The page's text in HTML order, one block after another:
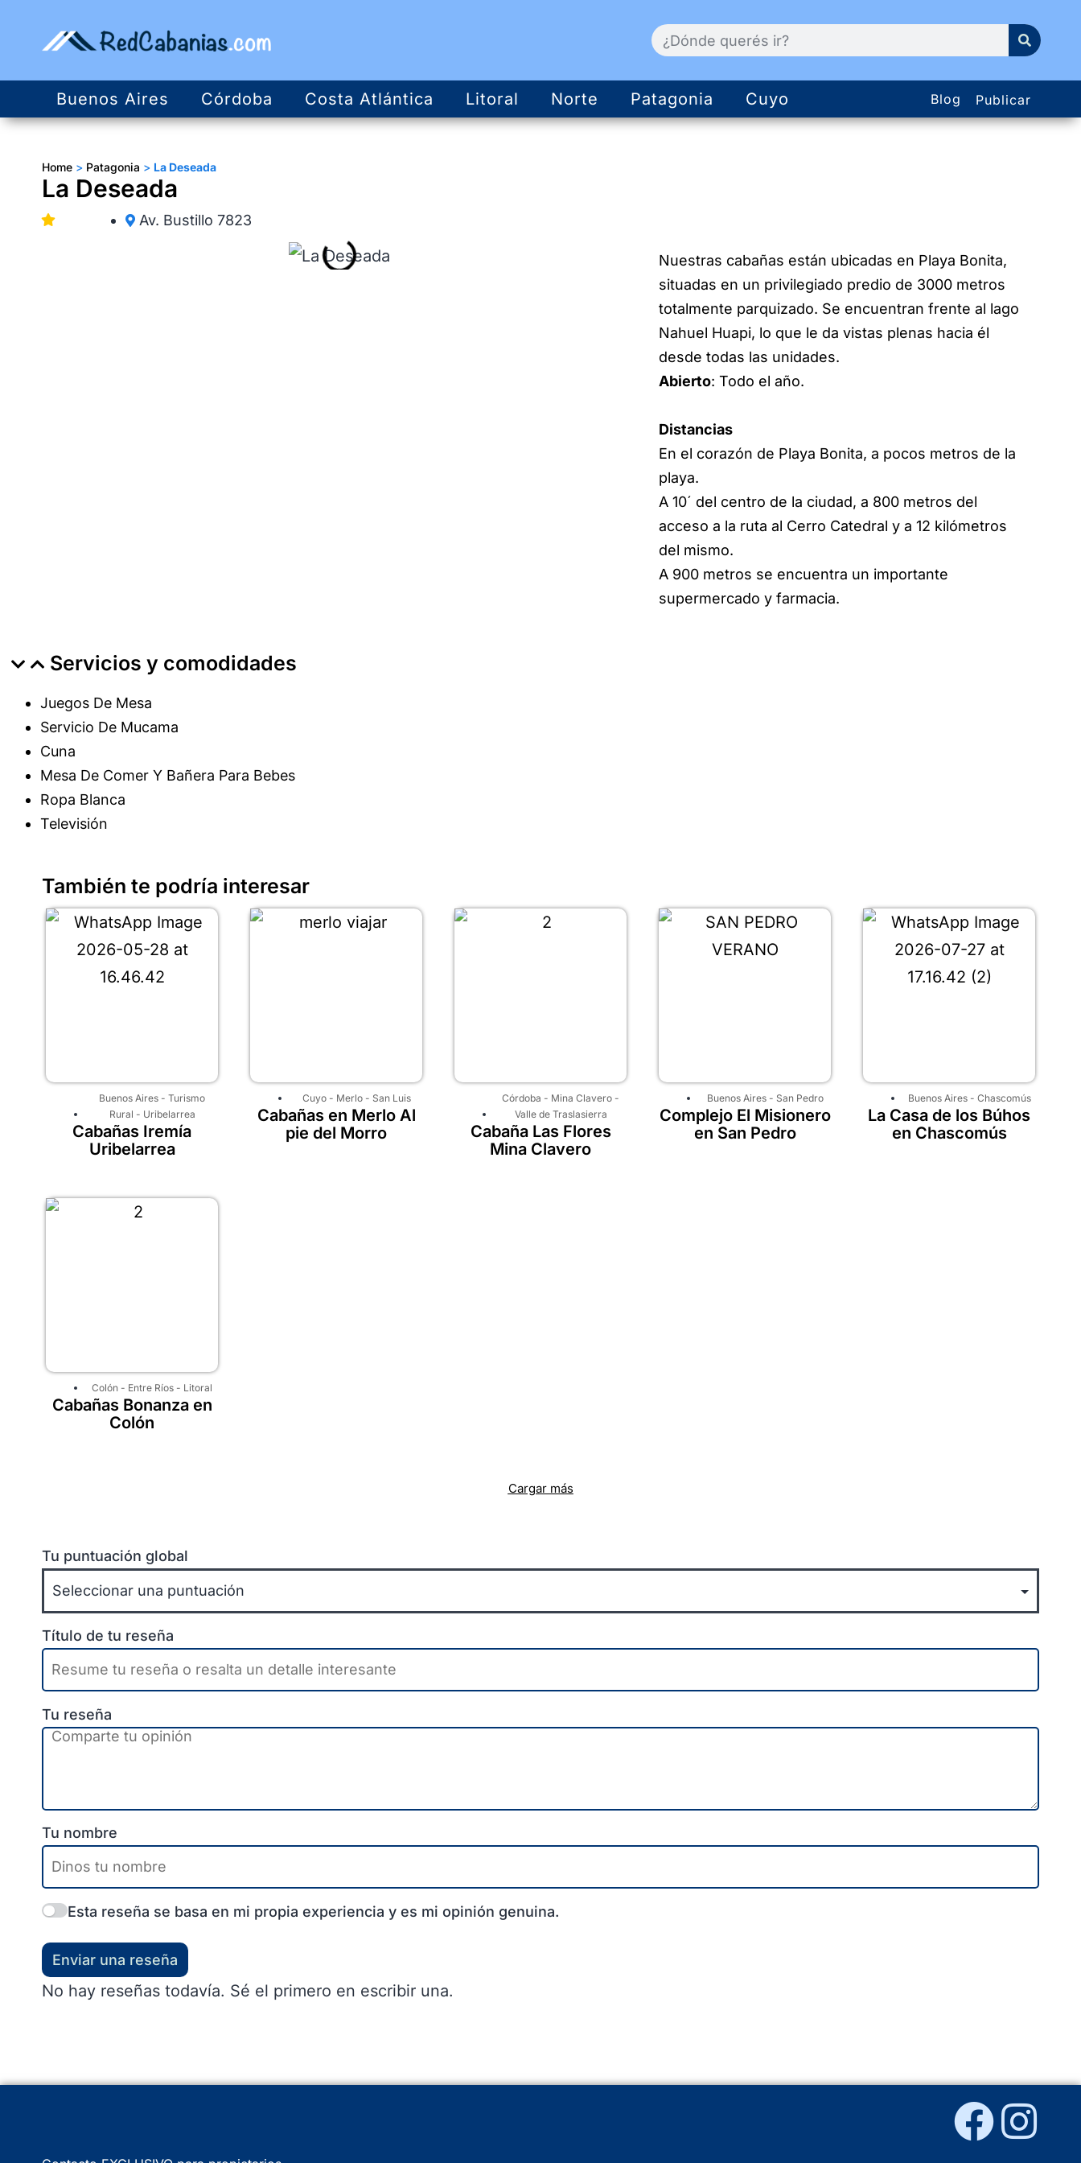
Buenos Aires Córdoba Costa Atlántica Litoral Norte Patagonia Cuyo Blog Publicar
Home > Patagonia > La Deseada
La Deseada
Av. Bustillo 7823
Nuestras cabañas están ubicadas en Playa Bonita,
situadas en un privilegiado predio de 3000 metros
totalmente parquizado. Se encuentran frente al lago
Nahuel Huapi, lo que le da vistas plenas hacia él
desde todas las unidades.
Abierto: Todo el año.
Distancias
En el corazón de Playa Bonita, a pocos metros de la
playa.
A 10´ del centro de la ciudad, a 800 metros del
acceso a la ruta al Cerro Catedral y a 12 kilómetros
del mismo.
A 900 metros se encuentra un importante
supermercado y farmacia.
Servicios y comodidades
Juegos De Mesa
Servicio De Mucama
Cuna
Mesa De Comer Y Bañera Para Bebes
Ropa Blanca
Televisión
También te podría interesar
Buenos Aires - Turismo
Rural - Uribelarrea
Cabañas Iremía
Uribelarrea
Cuyo- Merlo- San Luis
Cabañas en Merlo Al
pie del Morro
Córdoba - Mina Clavero -
Valle de Traslasierra
Cabaña Las Flores
Mina Clavero
Buenos Aires- San Pedro
Complejo El Misionero
en San Pedro
Buenos Aires- Chascomús
La Casa de los Búhos
en Chascomús
Colón - Entre Ríos - Litoral
Cabañas Bonanza en
Colón
Cargar más
Tu puntuación global
Título de tu reseña
Tu reseña
Tu nombre
Esta reseña se basa en mi propia experiencia y es mi opinión genuina.
Enviar una reseña
No hay reseñas todavía. Sé el primero en escribir una.